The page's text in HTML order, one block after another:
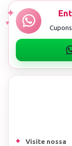
⌖
Visite nossa